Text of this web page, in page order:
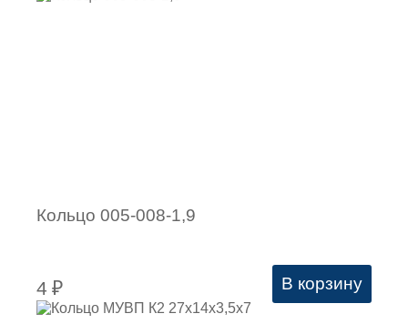
Кольцо 005-008-1,9
4 ₽ В корзину